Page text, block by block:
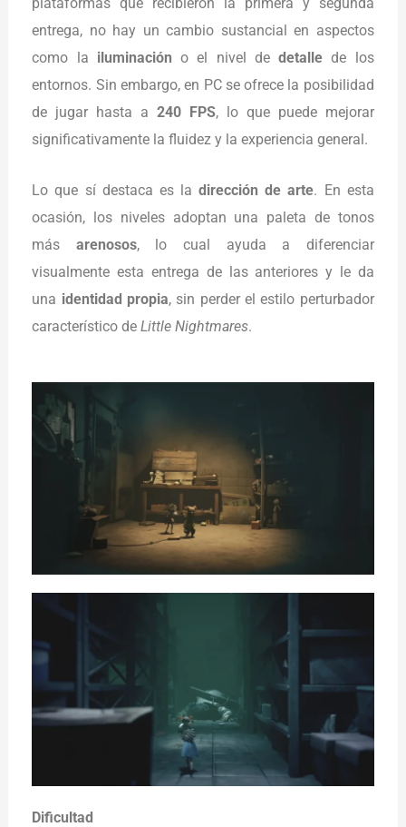
entrega, no hay un cambio sustancial en aspectos
como la iluminación o el nivel dedetalle de los
entornos. Sin embargo, en PC se ofrece la posibilidad
de jugar hasta a240 FPS, lo que puede mejorar
significativamente la fluidez y la experiencia general.
Lo que sí destaca es ladirección de arte. En esta
ocasión, los niveles adoptan una paleta de tonos
más arenosos, lo cual ayuda a diferenciar
visualmente esta entrega de las anteriores y le da
una identidad propia, sin perder el estilo perturbador
característico deLittle Nightmares.
Dificultad